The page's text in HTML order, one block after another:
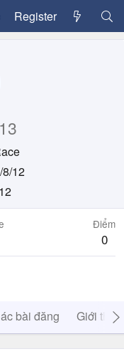
Register
8/12
Điểm
0
bài đăng Giới thiệu